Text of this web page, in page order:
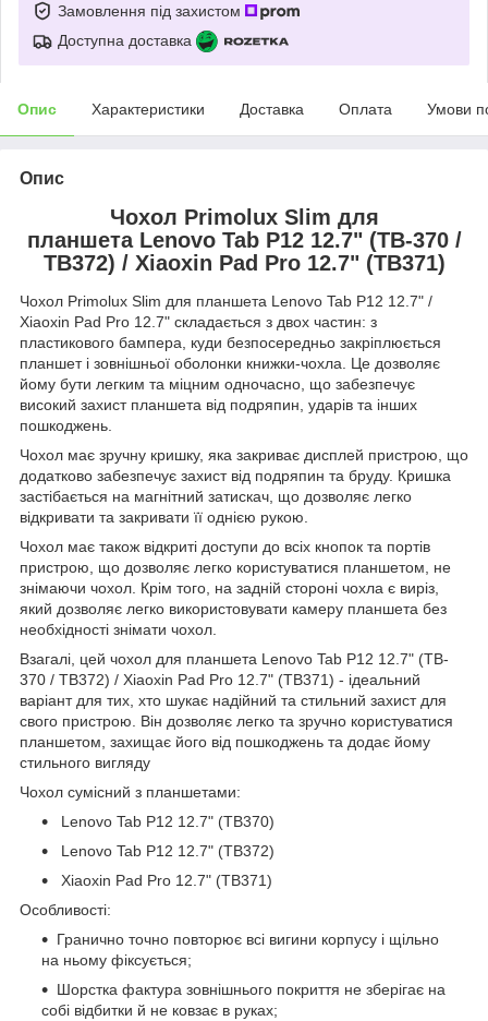
Замовлення під захистом
Доступна доставка
Опис Характеристики Доставка Оплата Умови
Опис
Чохол Primolux Slim для
планшета Lenovo Tab P12 12.7" (TB-370 /
TB372) / Xiaoxin Pad Pro 12.7" (TB371)
Чохол Primolux Slim для планшета Lenovo Tab P12 12.7" /
Xiaoxin Pad Pro 12.7" складається з двох частин: з
пластикового бампера, куди безпосередньо закріплюється
планшет і зовнішньої оболонки книжки-чохла. Це дозволяє
йому бути легким та міцним одночасно, що забезпечує
високий захист планшета від подряпин, ударів та інших
пошкоджень.
Чохол має зручну кришку, яка закриває дисплей пристрою, що
додатково забезпечує захист від подряпин та бруду. Кришка
застібається на магнітний затискач, що дозволяє легко
відкривати та закривати її однією рукою.
Чохол має також відкриті доступи до всіх кнопок та портів
пристрою, що дозволяє легко користуватися планшетом, не
знімаючи чохол. Крім того, на задній стороні чохла є виріз,
який дозволяє легко використовувати камеру планшета без
необхідності знімати чохол.
Взагалі, цей чохол для планшета Lenovo Tab P12 12.7" (TB-
370 / TB372) / Xiaoxin Pad Pro 12.7" (TB371) - ідеальний
варіант для тих, хто шукає надійний та стильний захист для
свого пристрою. Він дозволяє легко та зручно користуватися
планшетом, захищає його від пошкоджень та додає йому
стильного вигляду
Чохол сумісний з планшетами:
Lenovo Tab P12 12.7" (TB370)
Lenovo Tab P12 12.7" (TB372)
Xiaoxin Pad Pro 12.7" (TB371)
Особливості:
Гранично точно повторює всі вигини корпусу і щільно
на ньому фіксується;
Шорстка фактура зовнішнього покриття не зберігає на
собі відбитки й не ковзає в руках;